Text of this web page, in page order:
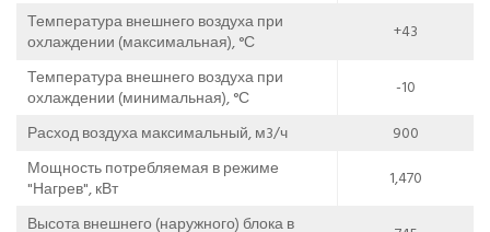
Температура внешнего воздуха при
охлаждении (максимальная), °С
+43
Температура внешнего воздуха при
охлаждении (минимальная), °С
-10
Расход воздуха максимальный, м3/ч
900
Мощность потребляемая в режиме
"Нагрев", кВт
1,470
Высота внешнего (наружного) блока в